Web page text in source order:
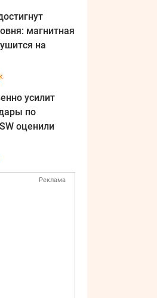
магнитная
на
усилит
по
оценили
Реклама